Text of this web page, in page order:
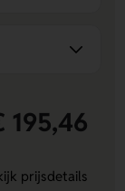
195,46
prijsdetails